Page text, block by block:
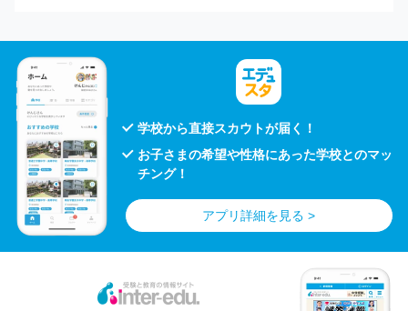
学校から直接スカウトが届く！
お子さまの希望や性格にあった学校とのマッ
チング！
アプリ詳細を見る >